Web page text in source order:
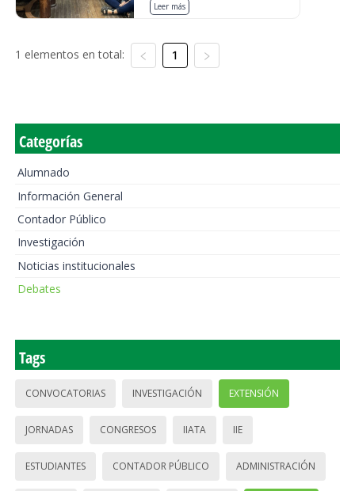
Leer más
1 elementos en total: 1
Categorías
Alumnado
Información General
Contador Público
Investigación
Noticias institucionales
Debates
Tags
CONVOCATORIAS INVESTIGACIÓN EXTENSIÓN
JORNADAS CONGRESOS IIATA IIE
ESTUDIANTES CONTADOR PÚBLICO ADMINISTRACIÓN